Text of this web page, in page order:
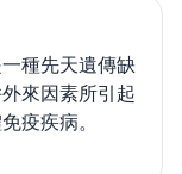
種先天遺傳缺
來因素所引起
疫疾病。